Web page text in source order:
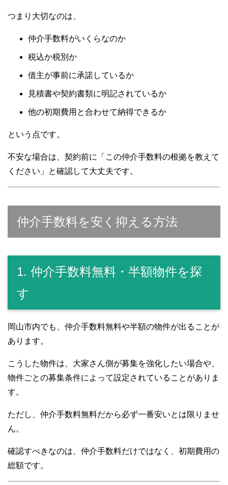
つまり大切なのは、
仲介手数料がいくらなのか
税込か税別か
借主が事前に承諾しているか
見積書や契約書類に明記されているか
他の初期費用と合わせて納得できるか
という点です。
不安な場合は、契約前に「この仲介手数料の根拠を教えて
ください」と確認して大丈夫です。
仲介手数料を安く抑える方法
1. 仲介手数料無料・半額物件を探
す
岡山市内でも、仲介手数料無料や半額の物件が出ることが
あります。
こうした物件は、大家さん側が募集を強化したい場合や、
物件ごとの募集条件によって設定されていることがありま
す。
ただし、仲介手数料無料だから必ず一番安いとは限りませ
ん。
確認すべきなのは、仲介手数料だけではなく、初期費用の
総額です。